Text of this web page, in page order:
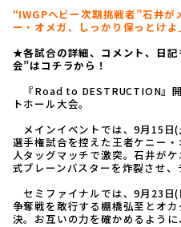
“IWGPヘビー次期挑戦者”石井
ー・オメガ、しっかり保っとけよ
★各試合の詳細、コメント、日
会”はコチラから！
『Road to DESTRUCTION』
トホール大会。
メインイベントでは、9月15日
選手権試合を控えた王者ケニー
人タッグマッチで激突。石井が
式ブレーンバスターを炸裂させ、
セミファイナルでは、9月23日
争奪戦を敢行する棚橋弘至とオ
決。お互いの力を確かめるように